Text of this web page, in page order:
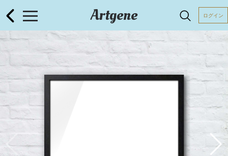
Artgene ログイン